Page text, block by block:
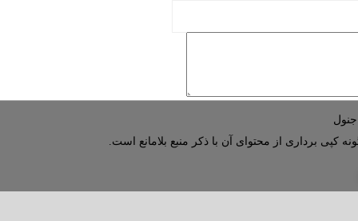
کپی برداری از محتوای آن با ذکر منبع بلامانع است.